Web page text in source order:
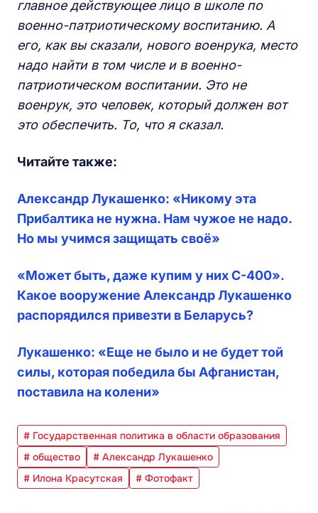
главное действующее лицо в школе по
военно-патриотическому воспитанию. А
его, как вы сказали, нового военрука, место
надо найти в том числе и в военно-
патриотическом воспитании. Это не
военрук, это человек, который должен вот
это обеспечить. То, что я сказал.
Читайте также:
Александр Лукашенко: «Никому эта
Прибалтика не нужна. Нам чужое не надо.
Но мы учимся защищать своё»
«Может быть, даже купим у них C-400».
Какое вооружение Александр Лукашенко
распорядился привезти в Беларусь?
Лукашенко: «Еще не было и не будет той
силы, которая победила бы Афганистан,
поставила на колени»
# Государственная политика в области образования
# общество
# Александр Лукашенко
# Илона Красутская
# Фотофакт